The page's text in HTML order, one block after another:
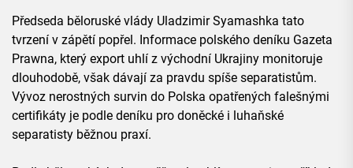
Předseda běloruské vlády Uladzimir Syamashka tato
tvrzení v zápětí popřel. Informace polského deníku Gazeta
Prawna, který export uhlí z východní Ukrajiny monitoruje
dlouhodobě, však dávají za pravdu spíše separatistům.
Vývoz nerostných survin do Polska opatřených falešnými
certifikáty je podle deníku pro doněcké i luhaňské
separatisty běžnou praxí.